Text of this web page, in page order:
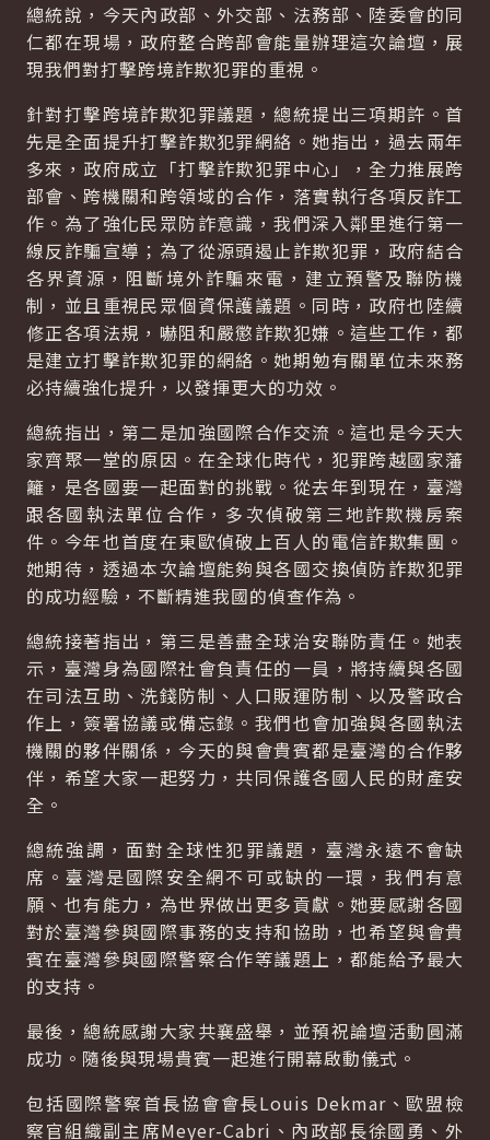
總統說，今天內政部、外交部、法務部、陸委會的同
仁都在現場，政府整合跨部會能量辦理這次論壇，展
現我們對打擊跨境詐欺犯罪的重視。
針對打擊跨境詐欺犯罪議題，總統提出三項期許。首
先是全面提升打擊詐欺犯罪網絡。她指出，過去兩年
多來，政府成立「打擊詐欺犯罪中心」，全力推展跨
部會、跨機關和跨領域的合作，落實執行各項反詐工
作。為了強化民眾防詐意識，我們深入鄰里進行第一
線反詐騙宣導；為了從源頭遏止詐欺犯罪，政府結合
各界資源，阻斷境外詐騙來電，建立預警及聯防機
制，並且重視民眾個資保護議題。同時，政府也陸續
修正各項法規，嚇阻和嚴懲詐欺犯嫌。這些工作，都
是建立打擊詐欺犯罪的網絡。她期勉有關單位未來務
必持續強化提升，以發揮更大的功效。
總統指出，第二是加強國際合作交流。這也是今天大
家齊聚一堂的原因。在全球化時代，犯罪跨越國家藩
籬，是各國要一起面對的挑戰。從去年到現在，臺灣
跟各國執法單位合作，多次偵破第三地詐欺機房案
件。今年也首度在東歐偵破上百人的電信詐欺集團。
她期待，透過本次論壇能夠與各國交換偵防詐欺犯罪
的成功經驗，不斷精進我國的偵查作為。
總統接著指出，第三是善盡全球治安聯防責任。她表
示，臺灣身為國際社會負責任的一員，將持續與各國
在司法互助、洗錢防制、人口販運防制、以及警政合
作上，簽署協議或備忘錄。我們也會加強與各國執法
機關的夥伴關係，今天的與會貴賓都是臺灣的合作夥
伴，希望大家一起努力，共同保護各國人民的財產安
全。
總統強調，面對全球性犯罪議題，臺灣永遠不會缺
席。臺灣是國際安全網不可或缺的一環，我們有意
願、也有能力，為世界做出更多貢獻。她要感謝各國
對於臺灣參與國際事務的支持和協助，也希望與會貴
賓在臺灣參與國際警察合作等議題上，都能給予最大
的支持。
最後，總統感謝大家共襄盛舉，並預祝論壇活動圓滿
成功。隨後與現場貴賓一起進行開幕啟動儀式。
包括國際警察首長協會會長Louis Dekmar、歐盟檢
察官組織副主席Meyer-Cabri、內政部長徐國勇、外